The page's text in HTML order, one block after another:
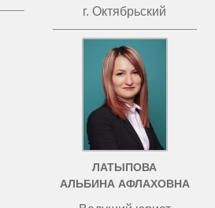
г. Октябрьский
ЛАТЫПОВА
АЛЬБИНА АФЛАХОВНА